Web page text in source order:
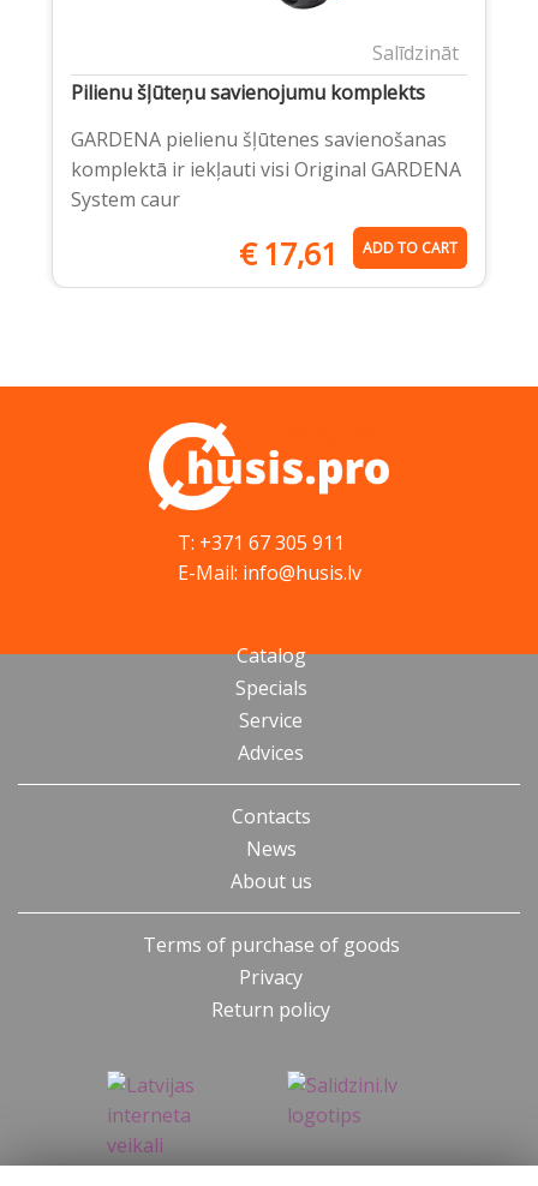
Salīdzināt
Pilienu šļūteņu savienojumu komplekts
GARDENA pielienu šļūtenes savienošanas
komplektā ir iekļauti visi Original GARDENA
System caur
€17,61 ADD TO CART
T: +371 67 305 911
E-Mail: info@husis.lv
Catalog
Specials
Service
Advices
Contacts
News
About us
Terms of purchase of goods
Privacy
Return policy